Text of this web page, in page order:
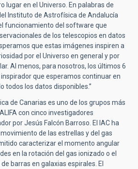
lugar en el Universo. En palabras de
Instituto de Astrofísica de Andalucía
funcionamiento del software que
de los telescopios en datos
que estas imágenes inspiren a
por el Universo en general y por
Al menos, para nosotros, los últimos 6
que esperamos continuar en
todos los datos disponibles.”
de Canarias es uno de los grupos más
con cinco investigadores
por Jesús Falcón Barroso. El IAC ha
de las estrellas y del gas
caracterizar el momento angular
en la rotación del gas ionizado o el
barras en galaxias espirales. El